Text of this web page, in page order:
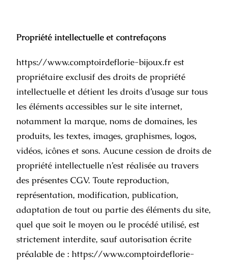
Propriété intellectuelle et contrefaçons
https://www.comptoirdeflorie-bijoux.fr est
propriétaire exclusif des droits de propriété
intellectuelle et détient les droits d’usage sur tous
les éléments accessibles sur le site internet,
notamment la marque, noms de domaines, les
produits, les textes, images, graphismes, logos,
vidéos, icônes et sons. Aucune cession de droits de
propriété intellectuelle n’est réalisée au travers
des présentes CGV. Toute reproduction,
représentation, modification, publication,
adaptation de tout ou partie des éléments du site,
quel que soit le moyen ou le procédé utilisé, est
strictement interdite, sauf autorisation écrite
préalable de :https://www.comptoirdeflorie-